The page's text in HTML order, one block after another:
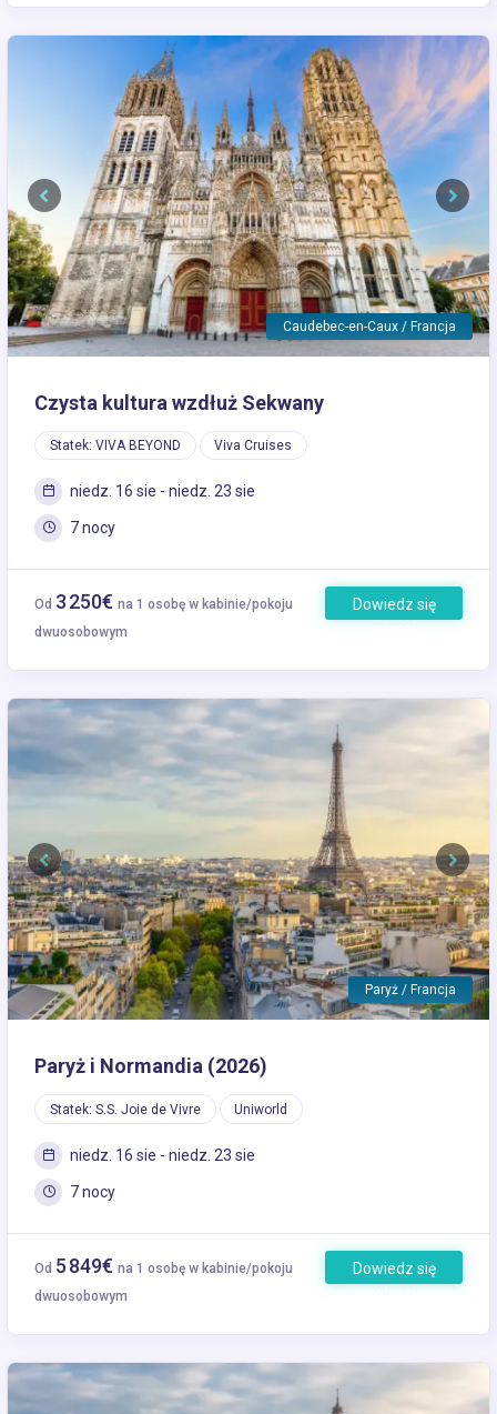
Caudebec-en-Caux / Francja
Previous Next
Czysta kultura wzdłuż Sekwany
Statek: VIVA BEYOND Viva Cruises
niedz. 16 sie - niedz. 23 sie
7 nocy
Od 3 250€ na 1 osobę w kabinie/pokoju
dwuosobowym
Dowiedz się
więcej
Paryż / Francja
Previous Next
Paryż i Normandia (2026)
Statek: S.S. Joie de Vivre Uniworld
niedz. 16 sie - niedz. 23 sie
7 nocy
Od 5 849€ na 1 osobę w kabinie/pokoju
dwuosobowym
Dowiedz się
więcej